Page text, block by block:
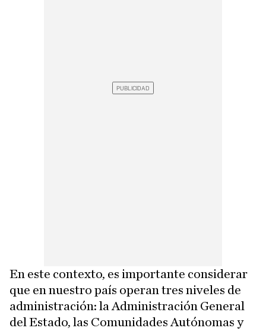
En este contexto, es importante considerar
que en nuestro país operan tres niveles de
administración: la Administración General
del Estado, las Comunidades Autónomas y